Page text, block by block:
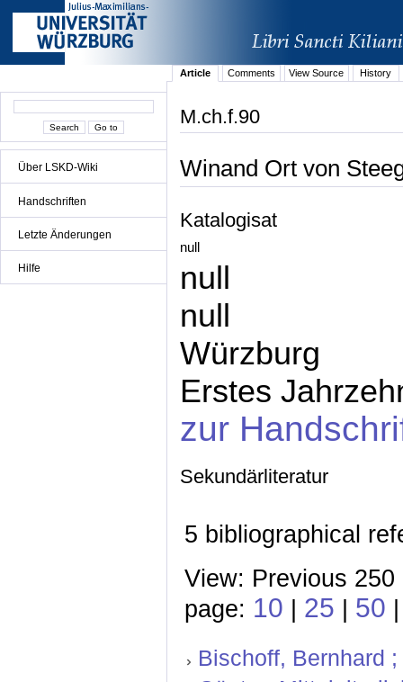
Über LSKD-Wiki
Handschriften
Letzte Änderungen
Hilfe
Article Comments View Source History
M.ch.f.90
Winand Ort von
Katalogisat
null
null
null
Würzburg
Erstes
zur
Sekundärliteratur
5 bibliographical
View: Previous
page: 10 | 25 | 50
Bischoff, Bernhard